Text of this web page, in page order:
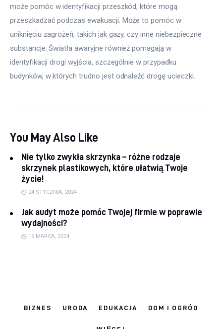
może pomóc w identyfikacji przeszkód, które mogą
przeszkadzać podczas ewakuacji. Może to pomóc w
uniknięciu zagrożeń, takich jak gazy, czy inne niebezpieczne
substancje. Światła awaryjne również pomagają w
identyfikacji drogi wyjścia, szczególnie w przypadku
budynków, w których trudno jest odnaleźć drogę ucieczki.
You May Also Like
Nie tylko zwykła skrzynka – różne rodzaje
skrzynek plastikowych, które ułatwią Twoje
życie!
24 STYCZNIA, 2024
Jak audyt może pomóc Twojej firmie w poprawie
wydajności?
19 MARCA, 2024
BIZNES URODA EDUKACJA DOM I OGRÓD